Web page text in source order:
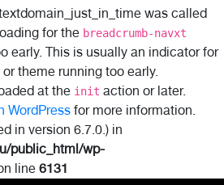
was called
for the breadcrumb-navxt
early. This is usually an indicator for
theme running too early.
at the init action or later.
WordPress for more information.
in version 6.7.0.) in
public_html/wp-
line 6131